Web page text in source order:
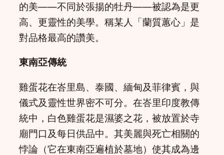
的美——不同於張揚的牡丹——被認為是更
高、更靈性的美學。稱某人「蘭質蕙心」是
對品格最高的讚美。
東南亞傳統
雞蛋花在峇里島、泰國、緬甸及菲律賓，與
儀式及靈性世界密不可分。在峇里印度教傳
統中，白色雞蛋花是濕婆之花，被放置於寺
廟門口及每日供品中。其美麗與死亡相關的
悖論（它在東南亞遍植於墓地）使其成為邊